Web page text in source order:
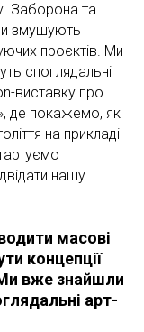
Заборона та
змушують
проєктів. Ми
споглядальні
виставку про
де покажемо, як
на прикладі
нашу
масові
концепції
вже знайшли
арт-